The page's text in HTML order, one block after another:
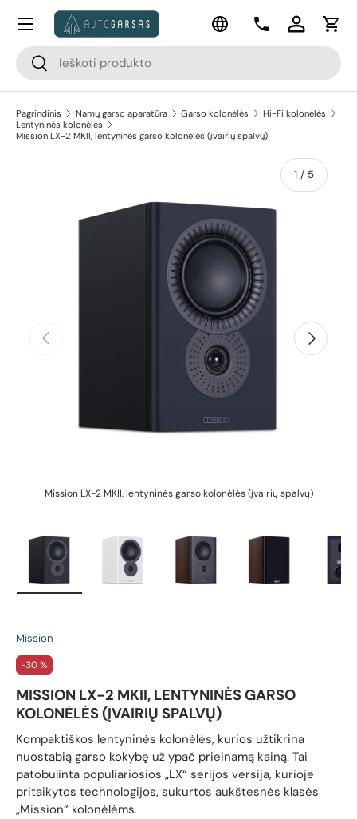
Pereiti prie turinio
Paieška
Paieška
Kalba
KontaktaiPrisijungti
Meniu
Pagrindinis Namų garso aparatūra Garso kolonėlės
Hi-Fi kolonėlės
Lentyninės kolonėlės
Mission LX-2 MKII, lentyninės garso kolonėlės (įvairių spalvų)
Mission LX-2 MKII, lentyninės garso kolonėlės (įvairių spalvų)
Ankstesnis
1 / apie
5
Kitas
Mission
-30 %
MISSION LX-2 MKII, LENTYNINĖS GARSO
KOLONĖLĖS (ĮVAIRIŲ SPALVŲ)
Kompaktiškos lentyninės kolonėlės, kurios užtikrina
nuostabią garso kokybę už ypač prieinamą kainą. Tai
patobulinta populiariosios „LX“ serijos versija, kurioje
pritaikytos technologijos, sukurtos aukštesnės klasės
„Mission“ kolonėlėms.